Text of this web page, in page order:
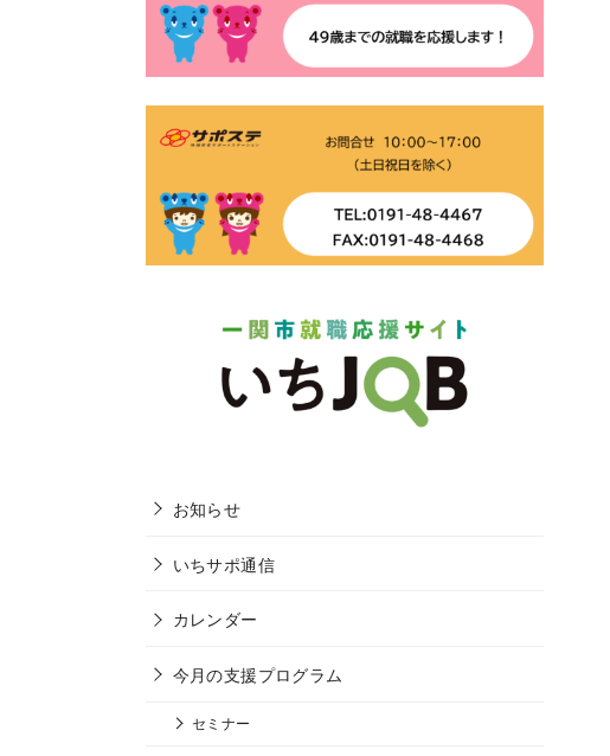
お知らせ
いちサポ通信
カレンダー
今月の支援プログラム
セミナー